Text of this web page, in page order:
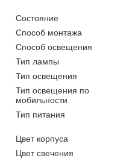
Состояние
Способ монтажа
Способ освещения
Тип лампы
Тип освещения
Тип освещения по
мобильности
Тип питания
Цвет корпуса
Цвет свечения